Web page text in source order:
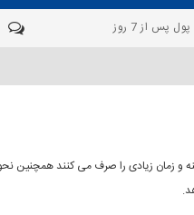
پس از 7 روز
و زمان زیادی را صرف می کنند همچنین